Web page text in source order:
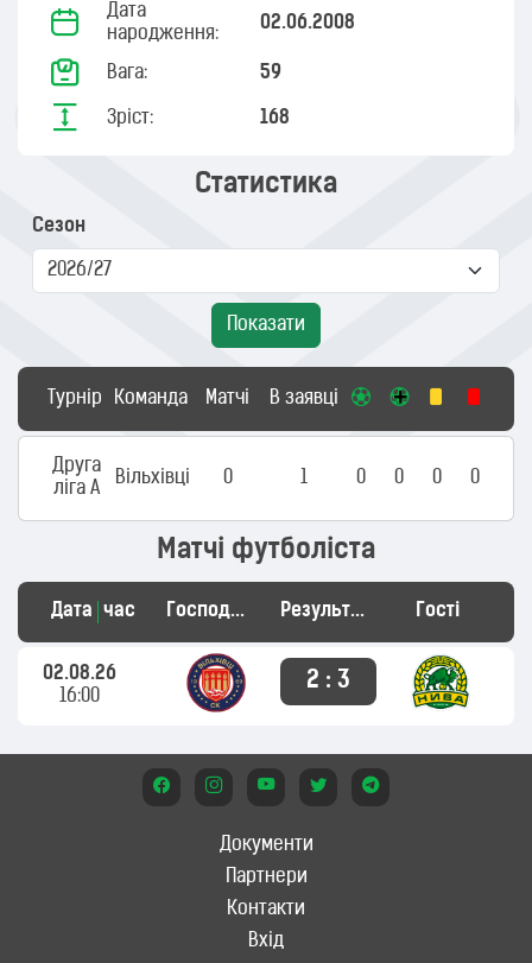
Дата
народження:
02.06.2008
Вага: 59
Зріст: 168
Статистика
Сезон
Показати
Турнір Команда Матчі В заявці
Друга
ліга А
Вільхівці 0 1 0 0 0 0
Матчі футболіста
Дата час Господарі Результат Гості
02.08.26
16:00
2 : 3
Документи
Партнери
Контакти
Вхід